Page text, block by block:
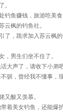
钓鱼赚钱，旅游吃美
云枫的钓鱼社。
了，跪求加入苏云枫
男生们坐不住了。
大声了，请收下小弟
驯，曾经我不懂事，
又酸又羡慕。
着美女钓鱼，还能爆